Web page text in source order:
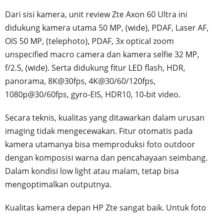
Dari sisi kamera, unit review Zte Axon 60 Ultra ini
didukung kamera utama 50 MP, (wide), PDAF, Laser AF,
OIS 50 MP, (telephoto), PDAF, 3x optical zoom
unspecified macro camera dan kamera selfie 32 MP,
f/2.5, (wide). Serta didukung fitur LED flash, HDR,
panorama, 8K@30fps, 4K@30/60/120fps,
1080p@30/60fps, gyro-EIS, HDR10, 10‑bit video.
Secara teknis, kualitas yang ditawarkan dalam urusan
imaging tidak mengecewakan. Fitur otomatis pada
kamera utamanya bisa memproduksi foto outdoor
dengan komposisi warna dan pencahayaan seimbang.
Dalam kondisi low light atau malam, tetap bisa
mengoptimalkan outputnya.
Kualitas kamera depan HP Zte sangat baik. Untuk foto